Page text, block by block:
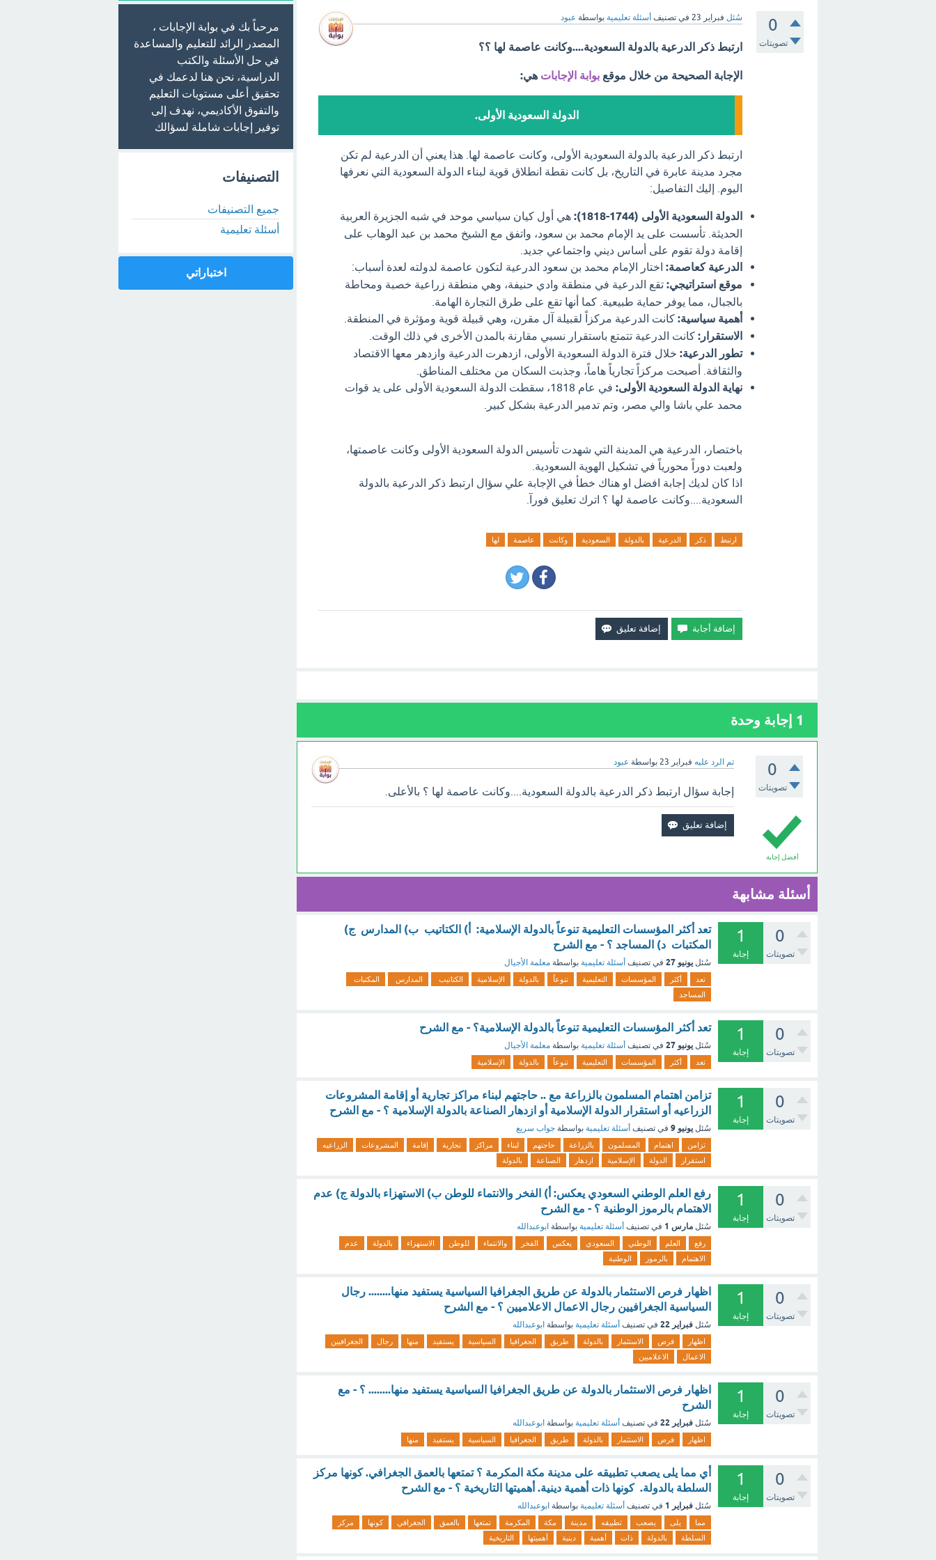
0
تصويتات
سُئل فبراير 23 في تصنيف أسئلة تعليمية بواسطة عبود
ارتبط ذكر الدرعية بالدولة السعودية....وكانت عاصمة لها ؟؟
الإجابة الصحيحة من خلال موقع بوابة الإجابات هي:
الدولة السعودية الأولى.
ارتبط ذكر الدرعية بالدولة السعودية الأولى، وكانت عاصمة لها. هذا يعني أن الدرعية لم تكن
مجرد مدينة عابرة في التاريخ، بل كانت نقطة انطلاق قوية لبناء الدولة السعودية التي نعرفها
اليوم. إليك التفاصيل:
الدولة السعودية الأولى (1744-1818):
هي أول كيان سياسي موحد في شبه الجزيرة العربية
الحديثة. تأسست على يد الإمام محمد بن سعود، واتفق مع الشيخ محمد بن عبد الوهاب على
إقامة دولة تقوم على أساس ديني واجتماعي جديد.
الدرعية كعاصمة: اختار الإمام محمد بن سعود الدرعية لتكون عاصمة لدولته لعدة أسباب:
موقع استراتيجي: تقع الدرعية في منطقة وادي حنيفة، وهي منطقة زراعية خصبة ومحاطة
بالجبال، مما يوفر حماية طبيعية. كما أنها تقع على طرق التجارة الهامة.
أهمية سياسية: كانت الدرعية مركزاً لقبيلة آل مقرن، وهي قبيلة قوية ومؤثرة في المنطقة.
الاستقرار: كانت الدرعية تتمتع باستقرار نسبي مقارنة بالمدن الأخرى في ذلك الوقت.
تطور الدرعية: خلال فترة الدولة السعودية الأولى، ازدهرت الدرعية وازدهر معها الاقتصاد
والثقافة. أصبحت مركزاً تجارياً هاماً، وجذبت السكان من مختلف المناطق.
نهاية الدولة السعودية الأولى:
في عام 1818، سقطت الدولة السعودية الأولى على يد قوات
محمد علي باشا والي مصر، وتم تدمير الدرعية بشكل كبير.
باختصار، الدرعية هي المدينة التي شهدت تأسيس الدولة السعودية الأولى وكانت عاصمتها،
ولعبت دوراً محورياً في تشكيل الهوية السعودية.
اذا كان لديك إجابة افضل او هناك خطأ في الإجابة علي سؤال ارتبط ذكر الدرعية بالدولة
السعودية....وكانت عاصمة لها ؟ اترك تعليق فورآ.
ارتبط ذكر الدرعية بالدولة السعودية وكانت عاصمة لها
1 إجابة وحدة
0
تصويتات
تم الرد عليه فبراير 23 بواسطة عبود
أفضل إجابة
إجابة سؤال ارتبط ذكر الدرعية بالدولة السعودية....وكانت عاصمة لها ؟ بالأعلى.
أسئلة مشابهة
0
تصويتات
1
إجابة
تعد أكثر المؤسسات التعليمية تنوعاً بالدولة الإسلامية: أ) الكتاتيب ب) المدارس ج)
المكتبات د) المساجد ؟ - مع الشرح
سُئل يونيو 27 في تصنيف أسئلة تعليمية بواسطة معلمة الأجيال
تعد أكثر المؤسسات التعليمية تنوعاً بالدولة الإسلامية الكتاتيب المدارس
المكتبات
المساجد
0
تصويتات
1
إجابة
تعد أكثر المؤسسات التعليمية تنوعاً بالدولة الإسلامية؟ - مع الشرح
سُئل يونيو 27 في تصنيف أسئلة تعليمية بواسطة معلمة الأجيال
تعد أكثر المؤسسات التعليمية تنوعاً بالدولة الإسلامية
0
تصويتات
1
إجابة
تزامن اهتمام المسلمون بالزراعة مع .. حاجتهم لبناء مراكز تجارية أو إقامة المشروعات
الزراعيه أو استقرار الدولة الإسلامية أو ازدهار الصناعة بالدولة الإسلامية ؟ - مع الشرح
سُئل يونيو 9 في تصنيف أسئلة تعليمية بواسطة جواب سريع
تزامن اهتمام المسلمون بالزراعة حاجتهم لبناء مراكز تجارية إقامة المشروعات
الزراعيه
استقرار
الدولة الإسلامية ازدهار الصناعة بالدولة
0
تصويتات
1
إجابة
رفع العلم الوطني السعودي يعكس: أ) الفخر والانتماء للوطن ب) الاستهزاء بالدولة ج) عدم
الاهتمام بالرموز الوطنية ؟ - مع الشرح
سُئل مارس 1 في تصنيف أسئلة تعليمية بواسطة ابوعبدالله
رفع العلم الوطني السعودي يعكس الفخر والانتماء للوطن الاستهزاء بالدولة
عدم
الاهتمام
بالرموز الوطنية
0
تصويتات
1
إجابة
اظهار فرص الاستثمار بالدولة عن طريق الجغرافيا السياسية يستفيد منها........ رجال
السياسية الجغرافيين رجال الاعمال الاعلاميين ؟ - مع الشرح
سُئل فبراير 22 في تصنيف أسئلة تعليمية بواسطة ابوعبدالله
اظهار فرص الاستثمار بالدولة طريق الجغرافيا السياسية يستفيد منها رجال
الجغرافيين
الاعمال
الاعلاميين
0
تصويتات
1
إجابة
اظهار فرص الاستثمار بالدولة عن طريق الجغرافيا السياسية يستفيد منها........ ؟ - مع
الشرح
سُئل فبراير 22 في تصنيف أسئلة تعليمية بواسطة ابوعبدالله
اظهار فرص الاستثمار بالدولة طريق الجغرافيا السياسية يستفيد منها
0
تصويتات
1
إجابة
أي مما يلى يصعب تطبيقه على مدينة مكة المكرمة ؟ تمتعها بالعمق الجغرافي. كونها مركز
السلطة بالدولة. كونها ذات أهمية دينية. أهميتها التاريخية ؟ - مع الشرح
سُئل فبراير 1 في تصنيف أسئلة تعليمية بواسطة ابوعبدالله
مما يلى يصعب تطبيقه مدينة مكة المكرمة تمتعها بالعمق الجغرافي كونها
مركز
السلطة
بالدولة ذات أهمية دينية أهميتها التاريخية
مرحباً بك في بوابة الإجابات ،
المصدر الرائد للتعليم والمساعدة
في حل الأسئلة والكتب
الدراسية، نحن هنا لدعمك في
تحقيق أعلى مستويات التعليم
والتفوق الأكاديمي، نهدف إلى
توفير إجابات شاملة لسؤالك
التصنيفات
جميع التصنيفات
أسئلة تعليمية
اختباراتي